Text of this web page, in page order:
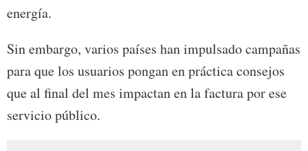
energía.
Sin embargo, varios países han impulsado campañas
para que los usuarios pongan en práctica consejos
que al final del mes impactan en la factura por ese
servicio público.